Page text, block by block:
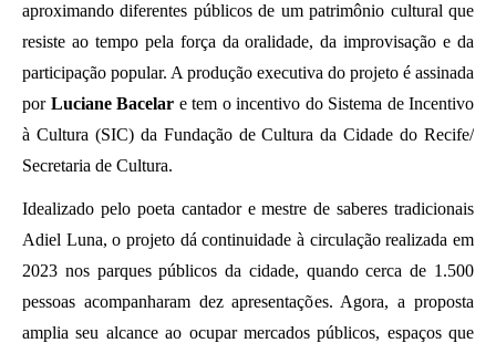
aproximando diferentes públicos de um patrimônio cultural que
resiste ao tempo pela força da oralidade, da improvisação e da
participação popular. A produção executiva do projeto é assinada
por Luciane Bacelar e tem o incentivo do Sistema de Incentivo
à Cultura (SIC) da Fundação de Cultura da Cidade do Recife/
Secretaria de Cultura.
Idealizado pelo poeta cantador e mestre de saberes tradicionais
Adiel Luna, o projeto dá continuidade à circulação realizada em
2023 nos parques públicos da cidade, quando cerca de 1.500
pessoas acompanharam dez apresentações. Agora, a proposta
amplia seu alcance ao ocupar mercados públicos, espaços que